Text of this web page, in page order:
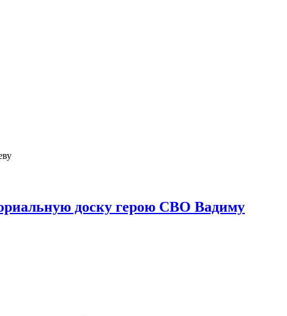
доску герою СВО Вадиму